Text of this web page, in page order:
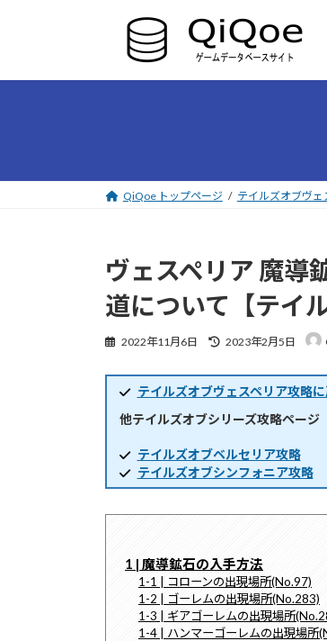
ツ
シ
QiQoe トップページ テイルズオブヴェ
ヴェスペリア 魔導
道について【テイ
2022年11月6日
最
新
日
時
2023年2月5日
テイルズオブヴェスペリア攻略
他テイルズオブシリーズ攻略ページ
テイルズオブベルセリア攻略
テイルズオブシンフォニア攻略
1 | 魔導鉱石の入手方法
1-1 | コローンの出現場所(No.97)
1-2 | ゴーレムの出現場所(No.283)
1-3 | ギアゴーレムの出現場所
1-4 | ハンマーゴーレムの出現場所